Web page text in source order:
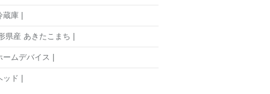
庫 |
県産 あきたこまち |
ムデバイス |
ド |